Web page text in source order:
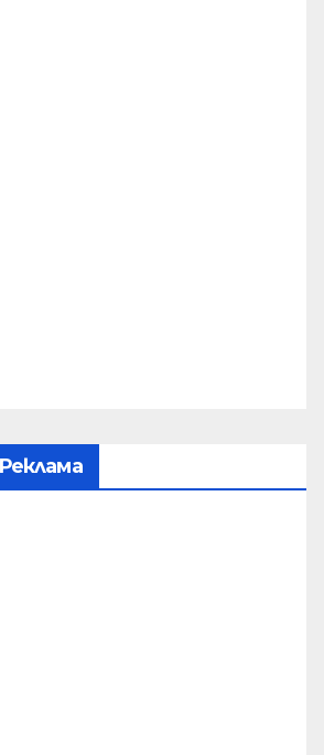
Реклама